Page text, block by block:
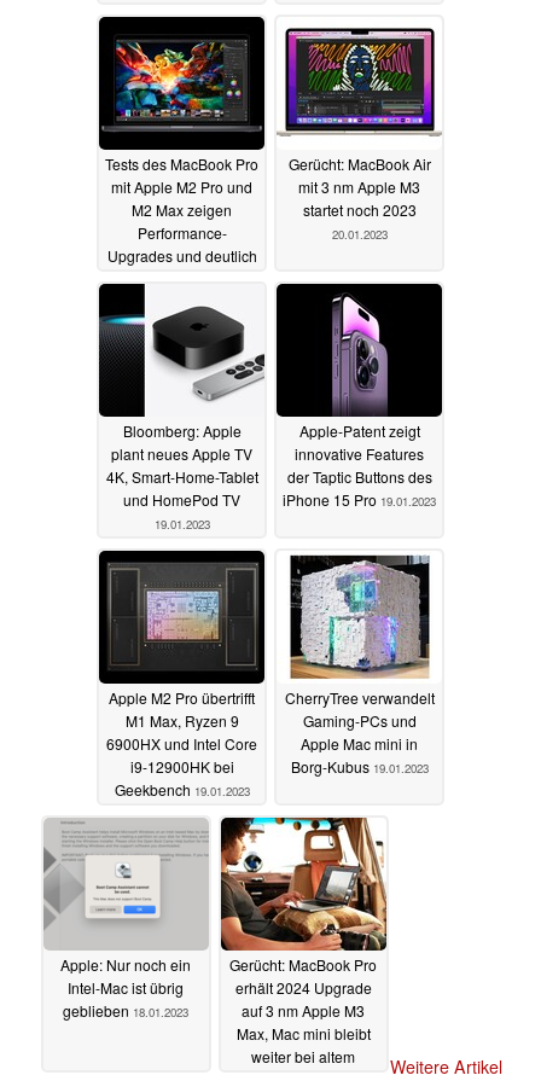
11.02.2023
Tests des MacBook Pro
mit Apple M2 Pro und
M2 Max zeigen
Performance-
Upgrades und deutlich
längere Akkulaufzeit
23.01.2023
Gerücht: MacBook Air
mit 3 nm Apple M3
startet noch 2023
20.01.2023
Bloomberg: Apple
plant neues Apple TV
4K, Smart-Home-Tablet
und HomePod TV
19.01.2023
Apple-Patent zeigt
innovative Features
der Taptic Buttons des
iPhone 15 Pro 19.01.2023
Apple M2 Pro übertrifft
M1 Max, Ryzen 9
6900HX und Intel Core
i9-12900HK bei
Geekbench 19.01.2023
CherryTree verwandelt
Gaming-PCs und
Apple Mac mini in
Borg-Kubus 19.01.2023
Apple: Nur noch ein
Intel-Mac ist übrig
geblieben 18.01.2023
Gerücht: MacBook Pro
erhält 2024 Upgrade
auf 3 nm Apple M3
Max, Mac mini bleibt
weiter bei altem
Weitere Artikel